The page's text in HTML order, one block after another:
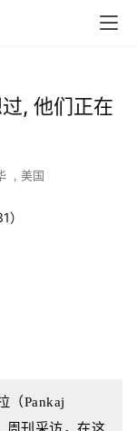
, 他们正在
, 美国
）
（Pankaj